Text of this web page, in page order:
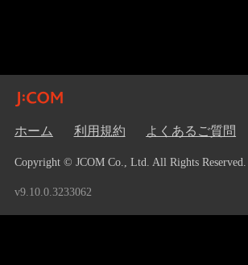
ホーム 利用規約 よくあるご質問
Copyright © JCOM Co., Ltd. All Rights Reserved.
v9.10.0.3233062